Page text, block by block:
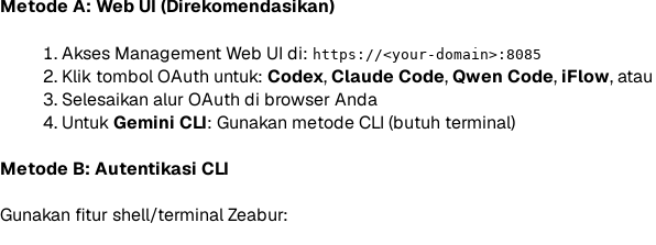
Metode A: Web UI (Direkomendasikan)
Akses Management Web UI di: https://<your-domain>:8085
Klik tombol OAuth untuk: Codex,Claude Code,Qwen Code, iFlow, atau
Selesaikan alur OAuth di browser Anda
UntukGemini CLI: Gunakan metode CLI (butuh terminal)
Metode B: Autentikasi CLI
Gunakan fitur shell/terminal Zeabur: